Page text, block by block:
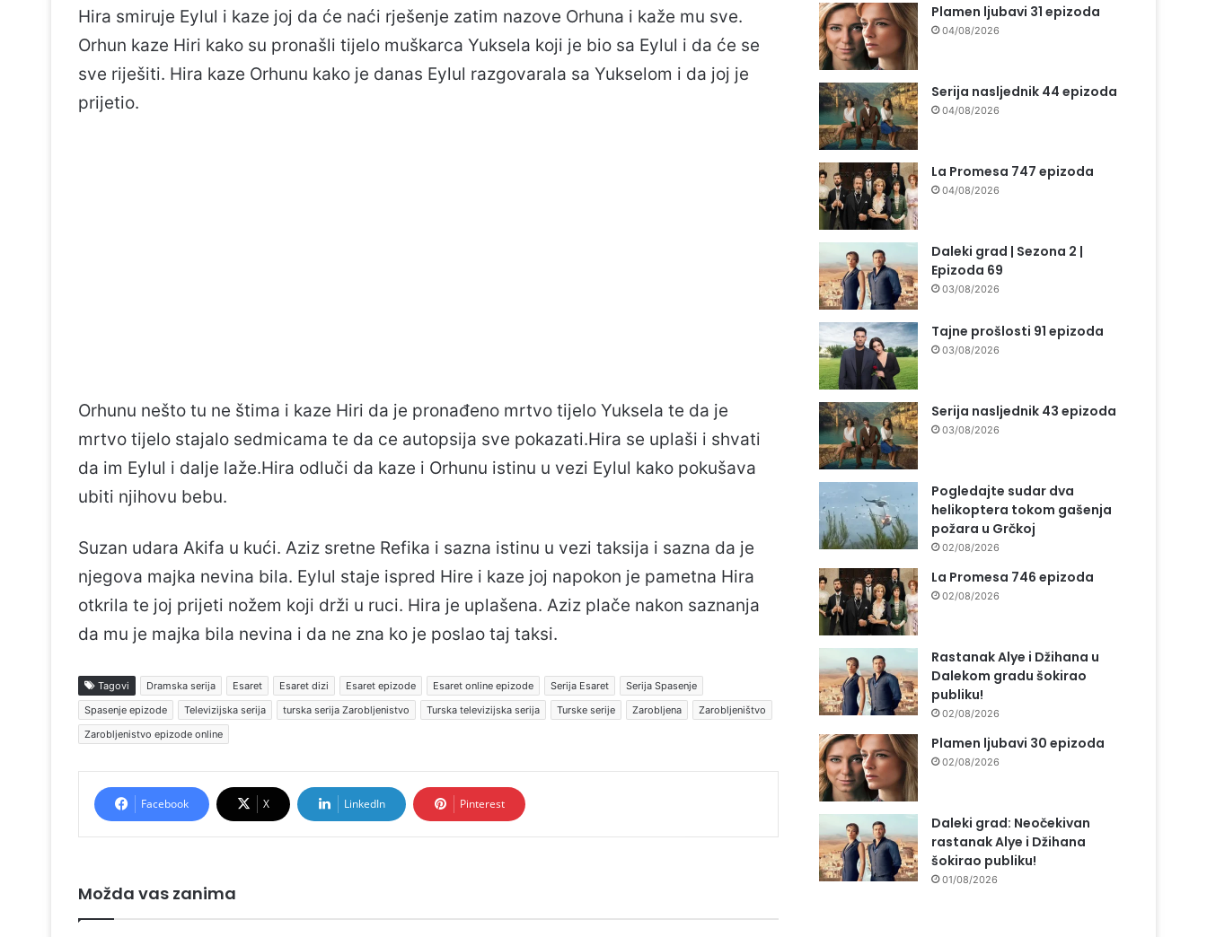
Hira smiruje Eylul i kaze joj da će naći rješenje zatim nazove Orhuna i kaže mu sve.
Orhun kaze Hiri kako su pronašli tijelo muškarca Yuksela koji je bio sa Eylul i da će se
sve riješiti. Hira kaze Orhunu kako je danas Eylul razgovarala sa Yukselom i da joj je
prijetio.
Orhunu nešto tu ne štima i kaze Hiri da je pronađeno mrtvo tijelo Yuksela te da je
mrtvo tijelo stajalo sedmicama te da ce autopsija sve pokazati.Hira se uplaši i shvati
da im Eylul i dalje laže.Hira odluči da kaze i Orhunu istinu u vezi Eylul kako pokušava
ubiti njihovu bebu.
Suzan udara Akifa u kući. Aziz sretne Refika i sazna istinu u vezi taksija i sazna da je
njegova majka nevina bila. Eylul staje ispred Hire i kaze joj napokon je pametna Hira
otkrila te joj prijeti nožem koji drži u ruci. Hira je uplašena. Aziz plače nakon saznanja
da mu je majka bila nevina i da ne zna ko je poslao taj taksi.
Tagovi Dramska serija Esaret Esaret dizi Esaret epizode Esaret online epizode Serija Esaret
Serija Spasenje
Spasenje epizode
Televizijska serija turska serija Zarobljenistvo Turska televizijska serija Turske serije Zarobljena
Zarobljeništvo
Zarobljenistvo epizode online
Facebook X LinkedIn Pinterest
Možda vas zanima
Plamen ljubavi 31 epizoda
04/08/2026
Serija nasljednik 44 epizoda
04/08/2026
La Promesa 747 epizoda
04/08/2026
Daleki grad | Sezona 2 |
Epizoda 69
03/08/2026
Tajne prošlosti 91 epizoda
03/08/2026
Serija nasljednik 43 epizoda
03/08/2026
Pogledajte sudar dva
helikoptera tokom gašenja
požara u Grčkoj
02/08/2026
La Promesa 746 epizoda
02/08/2026
Rastanak Alye i Džihana u
Dalekom gradu šokirao
publiku!
02/08/2026
Plamen ljubavi 30 epizoda
02/08/2026
Daleki grad: Neočekivan
rastanak Alye i Džihana
šokirao publiku!
01/08/2026